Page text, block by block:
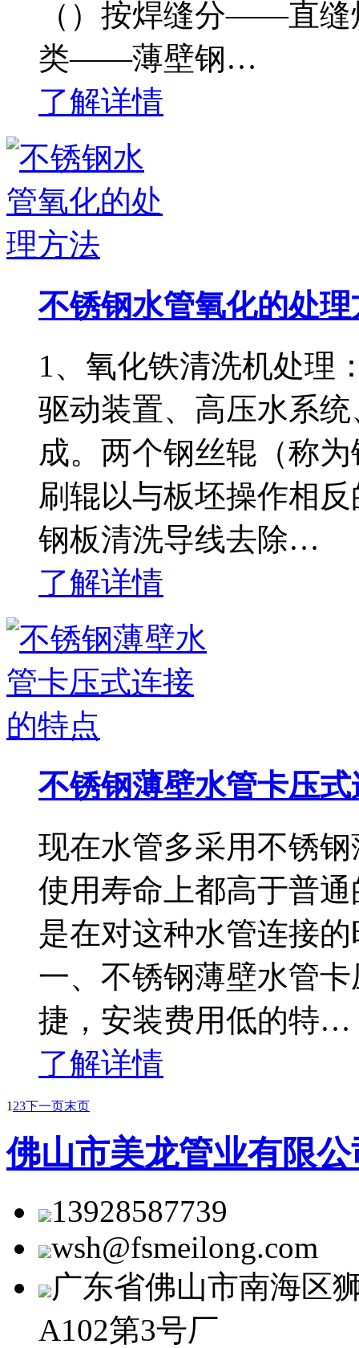
（）按焊缝分——直缝
类——薄壁钢…
了解详情
不锈钢水管氧化的处理
1、氧化铁清洗机处理
驱动装置、高压水系
成。两个钢丝辊（称
刷辊以与板坯操作相
钢板清洗导线去除…
了解详情
不锈钢薄壁水管卡压
现在水管多采用不锈
使用寿命上都高于普
是在对这种水管连接
一、不锈钢薄壁水管
捷，安装费用低的特…
了解详情
1 23下一页末页
佛山市美龙管业有限公
13928587739
wsh@fsmeilong.com
广东省佛山市南海区
A102第3号厂